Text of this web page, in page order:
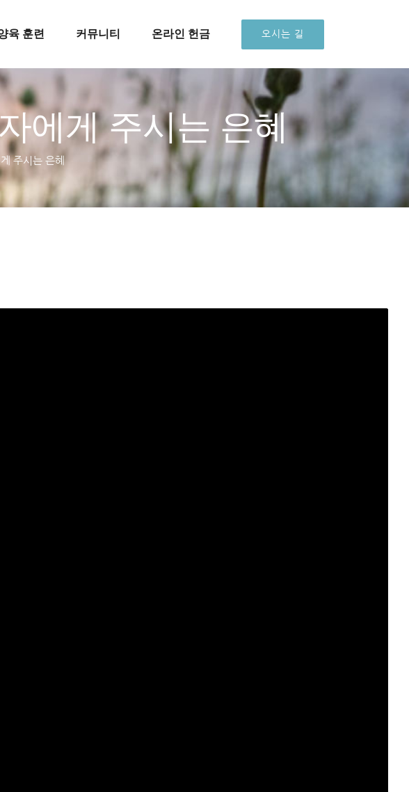
육 훈련 커뮤니티 온라인 헌금 오시는 길
에게 주시는 은혜
주시는 은혜